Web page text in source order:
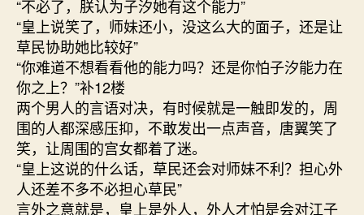
“不必了，朕认为子汐她有这个能力”
“皇上说笑了，师妹还小，没这么大的面子，还是让
草民协助她比较好”
“你难道不想看看他的能力吗？还是你怕子汐能力在
你之上？”补12楼
两个男人的言语对决，有时候就是一触即发的，周
围的人都深感压抑，不敢发出一点声音，唐翼笑了
笑，让周围的宫女都着了迷。
“皇上这说的什么话，草民还会对师妹不利？担心外
人还差不多不必担心草民”
言外之意就是，皇上是外人，外人才怕是会对江子